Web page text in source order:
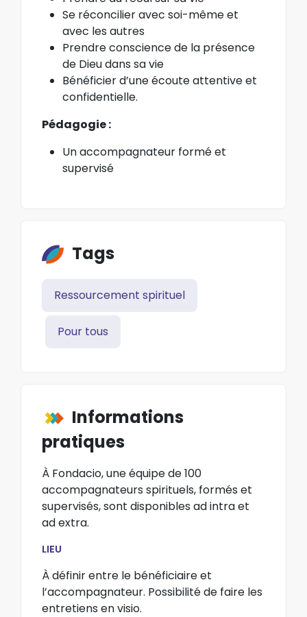
Se réconcilier avec soi-même et
avec les autres
Prendre conscience de la présence
de Dieu dans sa vie
Bénéficier d’une écoute attentive et
confidentielle.
Pédagogie :
Un accompagnateur formé et
supervisé
Tags
Ressourcement spirituel
Pour tous
Informations
pratiques
À Fondacio, une équipe de 100
accompagnateurs spirituels, formés et
supervisés, sont disponibles ad intra et
ad extra.
LIEU
À définir entre le bénéficiaire et
l’accompagnateur. Possibilité de faire les
entretiens en visio.